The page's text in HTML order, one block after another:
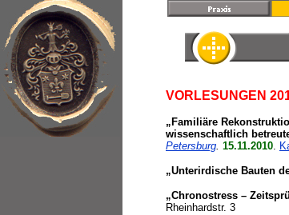
VORLESUNGEN
„Familiäre
wissenschaftlich
Petersburg. 15.11.2010.
„Unterirdische Bauten
„Chronostress –
Rheinhardstr. 3